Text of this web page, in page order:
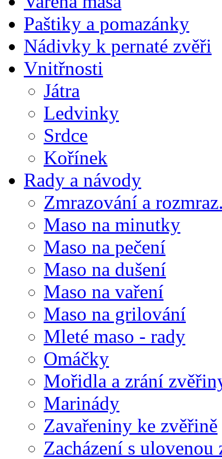
Paštiky a pomazánky
Nádivky k pernaté zvěři
Vnitřnosti
Játra
Ledvinky
Srdce
Kořínek
Rady a návody
Zmrazování a
Maso na minutky
Maso na pečení
Maso na dušení
Maso na vaření
Maso na grilování
Mleté maso - rady
Omáčky
Mořidla a zrání
Marinády
Zavařeniny ke zvěřině
Zacházení s ulovenou